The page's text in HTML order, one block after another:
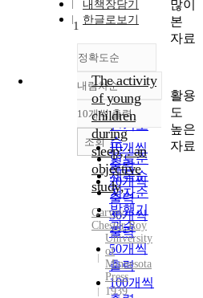
내책장담기
한글로보기
정확도순
정확도
순
인기도
순
연도순
제목순
저자순
발행기
관순
내림차순
내림차순
10개씩 출력
10개씩
출력
20개씩
출력
30개씩
출력
50개씩
출력
100개씩
조회
1
The activity
of young
children
during
sleep; : an
objective
study,
Garvey,
Chester Roy
University
of
Minnesota
Press
1939
많이
본
자료
활용
도
높은
자료